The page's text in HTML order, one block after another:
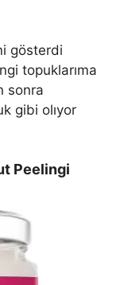
gösterdi
topuklarıma
sonra
gibi olıyor
Peelingi